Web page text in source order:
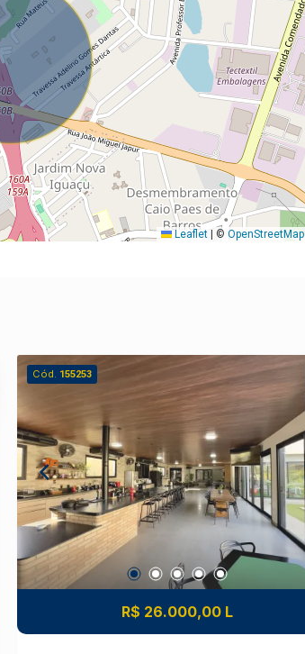
Leaflet © OpenStreetMap
Cód. 155253
R$ 26.000,00 L